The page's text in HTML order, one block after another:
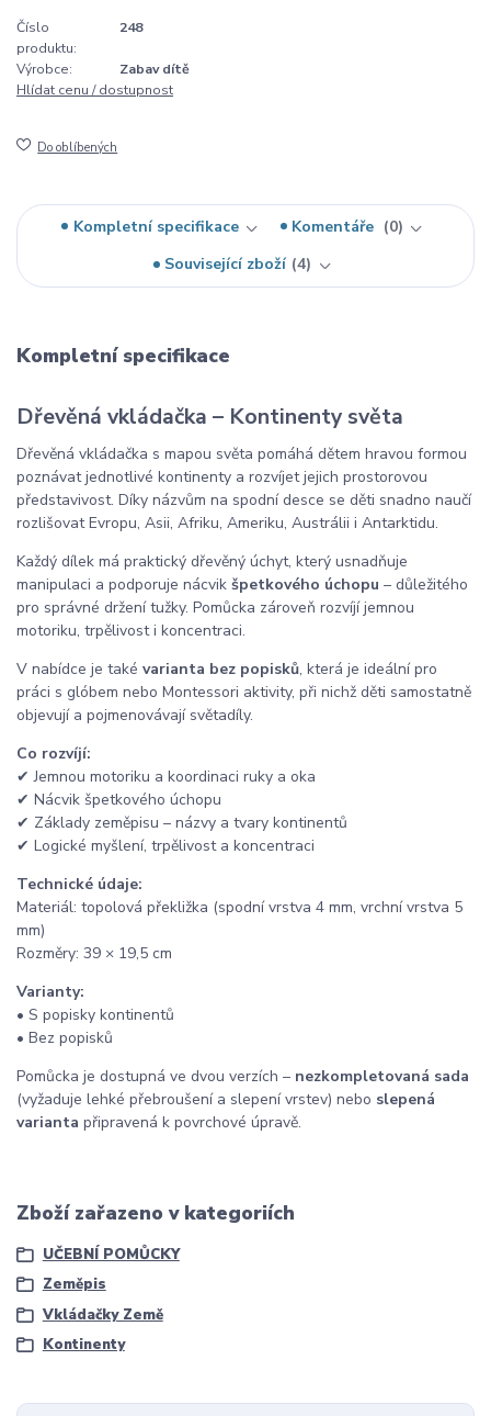
Číslo
produktu:
248
Výrobce:
Zabav dítě
Hlídat cenu / dostupnost
Do oblíbených
Kompletní specifikace Komentáře
0
Související zboží 4
Kompletní specifikace
Dřevěná vkládačka – Kontinenty světa
Dřevěná vkládačka s mapou světa pomáhá dětem hravou formou
poznávat jednotlivé kontinenty a rozvíjet jejich prostorovou
představivost. Díky názvům na spodní desce se děti snadno naučí
rozlišovat Evropu, Asii, Afriku, Ameriku, Austrálii i Antarktidu.
Každý dílek má praktický dřevěný úchyt, který usnadňuje
manipulaci a podporuje nácvik špetkového úchopu – důležitého
pro správné držení tužky. Pomůcka zároveň rozvíjí jemnou
motoriku, trpělivost i koncentraci.
V nabídce je také varianta bez popisků, která je ideální pro
práci s glóbem nebo Montessori aktivity, při nichž děti samostatně
objevují a pojmenovávají světadíly.
Co rozvíjí:
✔ Jemnou motoriku a koordinaci ruky a oka
✔ Nácvik špetkového úchopu
✔ Základy zeměpisu – názvy a tvary kontinentů
✔ Logické myšlení, trpělivost a koncentraci
Technické údaje:
Materiál: topolová překližka (spodní vrstva 4 mm, vrchní vrstva 5
mm)
Rozměry: 39 × 19,5 cm
Varianty:
• S popisky kontinentů
• Bez popisků
Pomůcka je dostupná ve dvou verzích – nezkompletovaná sada
(vyžaduje lehké přebroušení a slepení vrstev) nebo slepená
varianta připravená k povrchové úpravě.
Zboží zařazeno v kategoriích
UČEBNÍ POMŮCKY
Zeměpis
Vkládačky Země
Kontinenty